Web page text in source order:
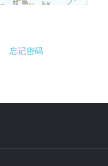
忘记密码